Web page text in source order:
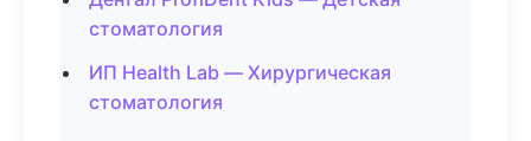
стоматология
ИП Health Lab — Хирургическая
стоматология